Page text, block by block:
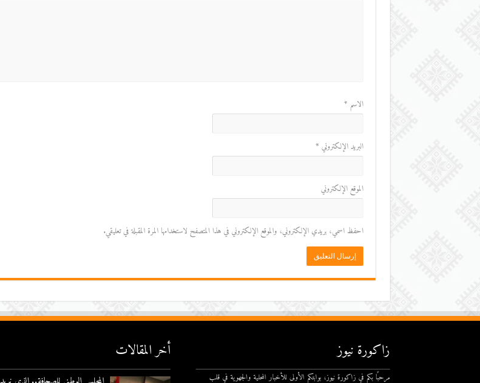
الاسم *
البريد الإلكتروني *
الموقع الإلكتروني
احفظ اسمي، بريدي الإلكتروني، والموقع الإلكتروني في هذا المتصفح لاستخدامها المرة المقبلة في تعليقي.
زاكورة نيوز
مرحبًا بكم في زاكورة نيوز، بوابتكم الأولى للأخبار المحلية والجهوية في قلب
أخر المقالات